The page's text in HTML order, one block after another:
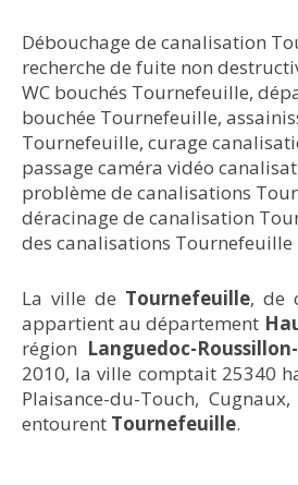
Débouchage de canalisation
recherche de fuite non
WC bouchés Tournefeuille,
bouchée Tournefeuille,
Tournefeuille, curage
passage caméra vidéo
problème de canalisations
déracinage de canalisation
des canalisations Tournefeuille
La ville de Tournefeuille, de
appartient au département
région Languedoc-
2010, la ville comptait 25340
Plaisance-du-Touch,
entourent Tournefeuille.